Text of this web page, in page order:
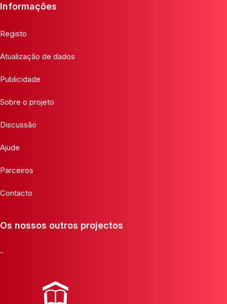
Informações
Registo
Atualização de dados
Publicidade
Sobre o projeto
Discussão
Ajude
Parceiros
Contacto
Os nossos outros projectos
-